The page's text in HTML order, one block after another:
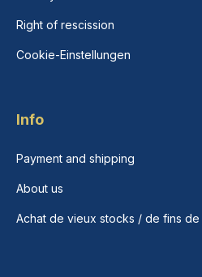
Right of rescission
Cookie-Einstellungen
Info
Payment and shipping
About us
Achat de vieux stocks / de fins de